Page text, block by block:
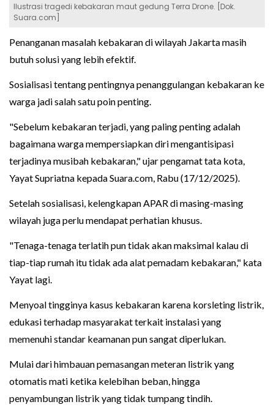
Ilustrasi tragedi kebakaran maut gedung Terra Drone. [Dok.
Suara.com]
Penanganan masalah kebakaran di wilayah Jakarta masih
butuh solusi yang lebih efektif.
Sosialisasi tentang pentingnya penanggulangan kebakaran ke
warga jadi salah satu poin penting.
"Sebelum kebakaran terjadi, yang paling penting adalah
bagaimana warga mempersiapkan diri mengantisipasi
terjadinya musibah kebakaran," ujar pengamat tata kota,
Yayat Supriatna kepada Suara.com, Rabu (17/12/2025).
Setelah sosialisasi, kelengkapan APAR di masing-masing
wilayah juga perlu mendapat perhatian khusus.
"Tenaga-tenaga terlatih pun tidak akan maksimal kalau di
tiap-tiap rumah itu tidak ada alat pemadam kebakaran," kata
Yayat lagi.
Menyoal tingginya kasus kebakaran karena korsleting listrik,
edukasi terhadap masyarakat terkait instalasi yang
memenuhi standar keamanan pun sangat diperlukan.
Mulai dari himbauan pemasangan meteran listrik yang
otomatis mati ketika kelebihan beban, hingga
penyambungan listrik yang tidak tumpang tindih.